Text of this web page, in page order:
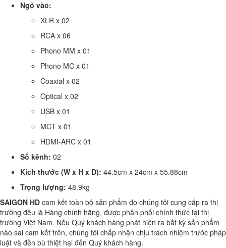
Ngõ vào:
XLR x 02
RCA x 06
Phono MM x 01
Phono MC x 01
Coaxial x 02
Optical x 02
USB x 01
MCT x 01
HDMI-ARC x 01
Số kênh: 02
Kích thước (W x H x D): 44.5cm x 24cm x 55.88cm
Trọng lượng: 48.9kg
SAIGON HD cam kết toàn bộ sản phẩm do chúng tôi cung cấp ra thị
trường đều là Hàng chính hãng, được phân phối chính thức tại thị
trường Việt Nam. Nếu Quý khách hàng phát hiện ra bất kỳ sản phẩm
nào sai cam kết trên, chúng tôi chấp nhận chịu trách nhiệm trước pháp
luật và đền bù thiệt hại đến Quý khách hàng.